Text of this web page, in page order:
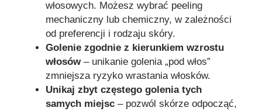
włosowych. Możesz wybrać peeling
mechaniczny lub chemiczny, w zależności
od preferencji i rodzaju skóry.
Golenie zgodnie z kierunkiem wzrostu
włosów– unikanie golenia „pod włos”
zmniejsza ryzyko wrastania włosków.
Unikaj zbyt częstego golenia tych
samych miejsc – pozwól skórze odpocząć,